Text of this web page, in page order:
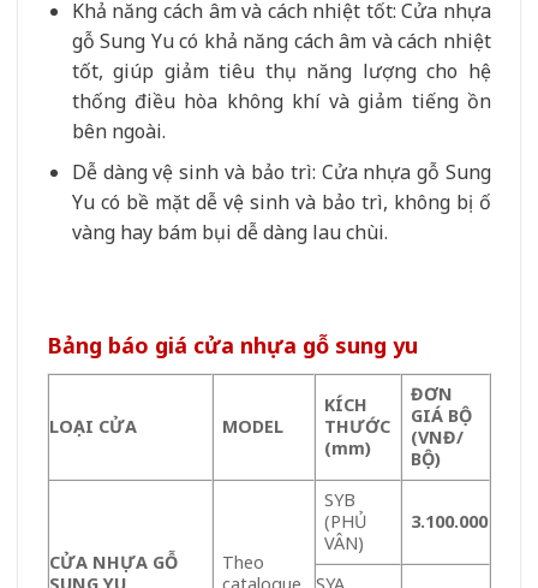
Khả năng cách âm và cách nhiệt tốt: Cửa nhựa
gỗ Sung Yu có khả năng cách âm và cách nhiệt
tốt, giúp giảm tiêu thụ năng lượng cho hệ
thống điều hòa không khí và giảm tiếng ồn
bên ngoài.
Dễ dàng vệ sinh và bảo trì: Cửa nhựa gỗ Sung
Yu có bề mặt dễ vệ sinh và bảo trì, không bị ố
vàng hay bám bụi dễ dàng lau chùi.
Bảng báo giá cửa nhựa gỗ sung yu
LOẠI CỬA MODEL
KÍCH
THƯỚC
(mm)
ĐƠN
GIÁ BỘ
(VNĐ/
BỘ)
CỬA NHỰA GỖ
Theo
SYB
(PHỦ
VÂN)
3.100.000